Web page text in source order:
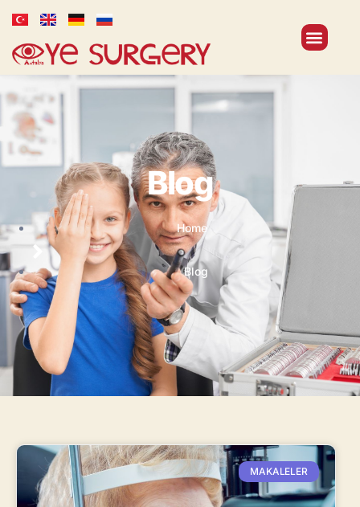
Blog
Home
Blog
MAKALELER